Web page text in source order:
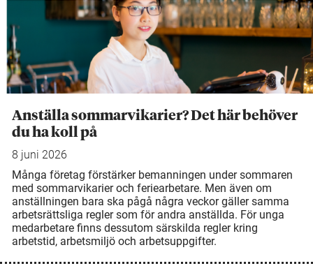
Anställa sommarvikarier? Det här behöver
du ha koll på
8 juni 2026
Många företag förstärker bemanningen under sommaren
med sommarvikarier och feriearbetare. Men även om
anställningen bara ska pågå några veckor gäller samma
arbetsrättsliga regler som för andra anställda. För unga
medarbetare finns dessutom särskilda regler kring
arbetstid, arbetsmiljö och arbetsuppgifter.